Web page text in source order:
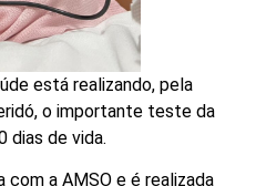
está realizando, pela
o importante teste da
dias de vida.
a AMSO e é realizada